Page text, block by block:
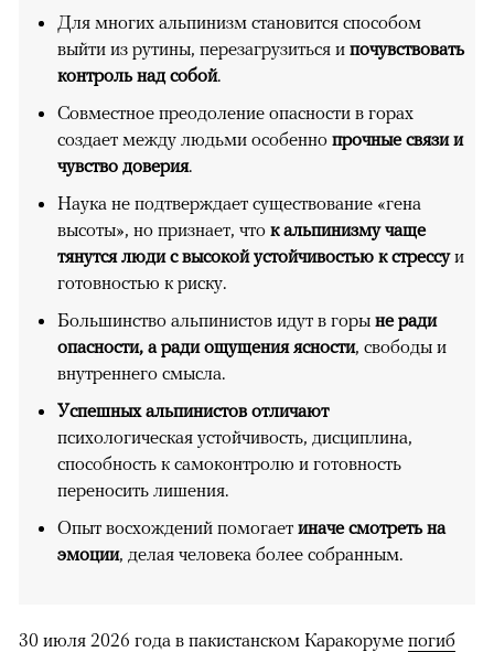
Для многих альпинизм становится способом
выйти из рутины, перезагрузиться и почувствовать
контроль над собой.
Совместное преодоление опасности в горах
создает между людьми особенно прочные связи и
чувство доверия.
Наука не подтверждает существование «гена
высоты», но признает, что к альпинизму чаще
тянутся люди с высокой устойчивостью к стрессуи
готовностью к риску.
Большинство альпинистов идут в горы не ради
опасности, а ради ощущения ясности, свободы и
внутреннего смысла.
Успешных альпинистов отличают
психологическая устойчивость, дисциплина,
способность к самоконтролю и готовность
переносить лишения.
Опыт восхождений помогает иначе смотреть на
эмоции, делая человека более собранным.
30 июля 2026 года в пакистанском Каракоруме погиб